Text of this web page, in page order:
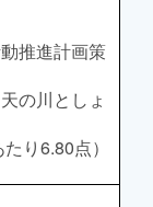
推進計画策
の川としょ
り6.80点）